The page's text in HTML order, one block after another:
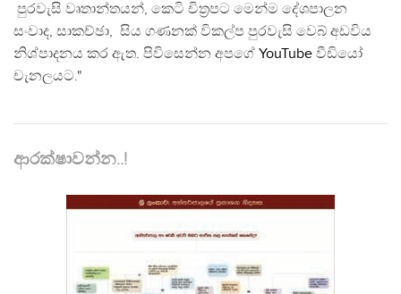
පුරවැසි වෘතාන්තයන්, කෙටි චිත්‍රපට මෙන්ම දේශපාලන
සංවාද, සාකච්ඡා, සිය ගණනක් විකල්ප පුරවැසි වෙබ් අඩවිය
නිශ්පාදනය කර ඇත. පිවිසෙන්න අපගේ YouTube වීඩියෝ
චැනලයට."
ආරක්ෂාවන්න..!